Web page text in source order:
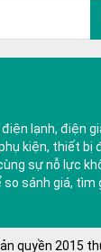
lạnh, điện
kiện, thiết bị
sự nỗ lực
sánh giá, tìm
quyền 2015